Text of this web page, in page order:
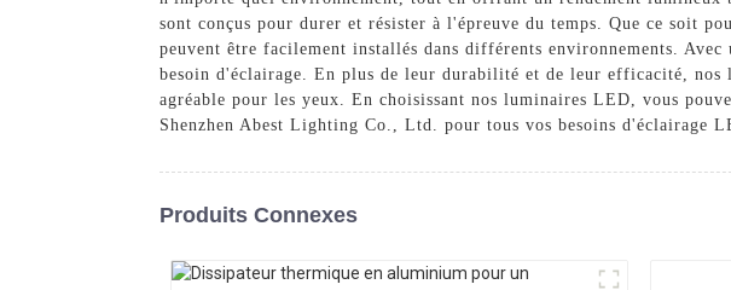
sont conçus pour durer et résister à l'épreuve du temps. Que ce soit
peuvent être facilement installés dans différents environnements.
besoin d'éclairage. En plus de leur durabilité et de leur efficacité,
agréable pour les yeux. En choisissant nos luminaires LED, vous
Shenzhen Abest Lighting Co., Ltd. pour tous vos besoins d'éclairage
Produits Connexes